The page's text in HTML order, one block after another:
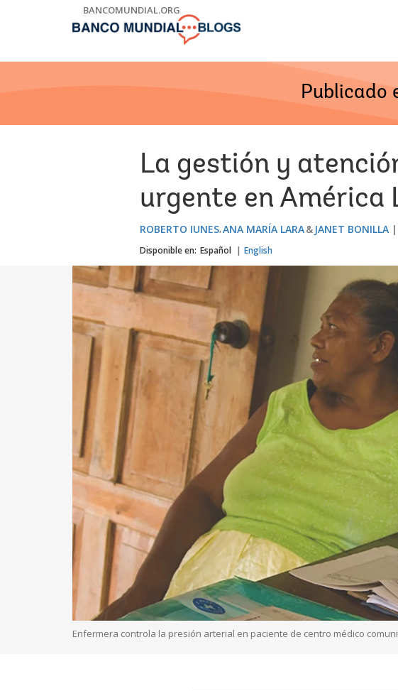
BANCOMUNDIAL.ORG
Publicado
La gestión y
urgente en América
ROBERTO IUNES ANA MARÍA LARA JANET BONILLA
Disponible en: Español English
Enfermera controla la presión arterial en paciente de centro médico